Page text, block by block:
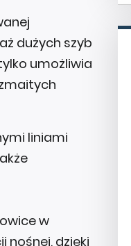
dużych szyb
umożliwia
liniami
w
dzięki